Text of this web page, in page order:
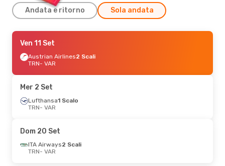
Andata e ritorno Sola andata
Mar 8 Set- Mar 15 Set
Austrian Airlines2 Scali
TRN- VAR
VAR- TRN
Mar 25 Ago- Dom 30 Ago
Discover Airlines
VAR- TRN
Ven 11 Set
Austrian Airlines2 Scali
TRN- VAR
Mer 2 Set
Lufthansa1 Scalo
TRN- VAR
Dom 20 Set
ITA Airways2 Scali
TRN- VAR